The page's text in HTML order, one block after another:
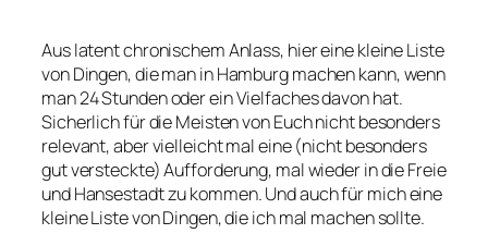
Aus latent chronischem Anlass, hier eine kleine Liste
von Dingen, die man in Hamburg machen kann, wenn
man 24 Stunden oder ein Vielfaches davon hat.
Sicherlich für die Meisten von Euch nicht besonders
relevant, aber vielleicht mal eine (nicht besonders
gut versteckte) Aufforderung, mal wieder in die Freie
und Hansestadt zu kommen. Und auch für mich eine
kleine Liste von Dingen, die ich mal machen sollte.